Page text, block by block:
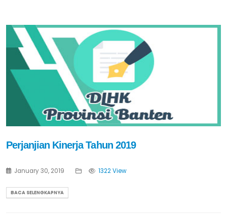
Perjanjian Kinerja Tahun 2019
January 30, 2019 1322 View
BACA SELENGKAPNYA